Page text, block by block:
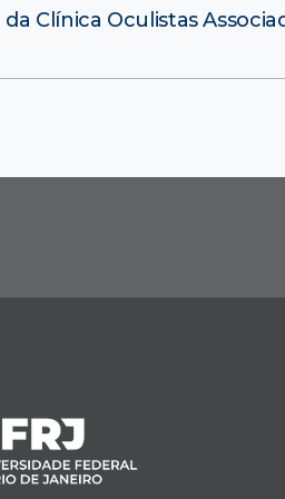
Clínica Oculistas